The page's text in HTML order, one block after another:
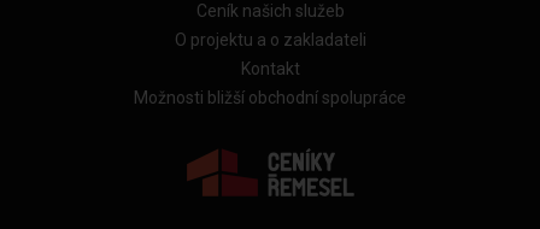
Ceník našich služeb
O projektu a o zakladateli
Kontakt
Možnosti bližší obchodní spolupráce